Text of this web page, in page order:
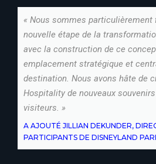
« Nous sommes particulièrement
nouvelle étape de la
avec la construction de ce
emplacement stratégique et
destination. Nous avons hâte de
Hospitality de nouveaux
visiteurs. »
A AJOUTÉ JILLIAN DEKUNDER,
PARTICIPANTS DE DISNEYLAND